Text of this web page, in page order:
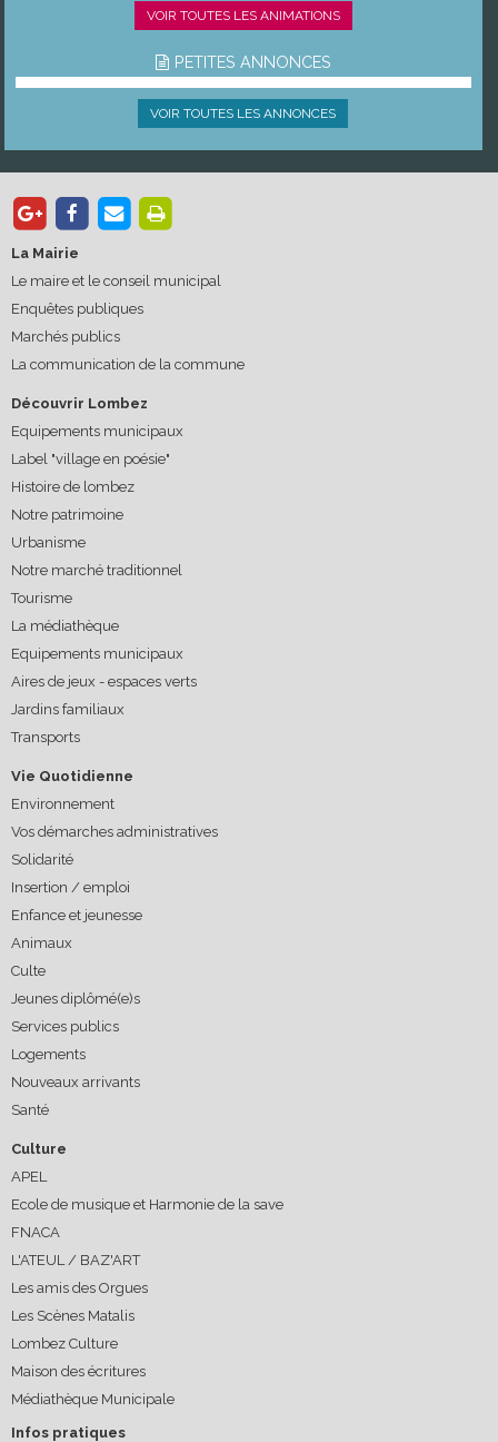
VOIR TOUTES LES ANIMATIONS
PETITES ANNONCES
VOIR TOUTES LES ANNONCES
La Mairie
Le maire et le conseil municipal
Enquêtes publiques
Marchés publics
La communication de la commune
Découvrir Lombez
Equipements municipaux
Label "village en poésie"
Histoire de lombez
Notre patrimoine
Urbanisme
Notre marché traditionnel
Tourisme
La médiathèque
Equipements municipaux
Aires de jeux - espaces verts
Jardins familiaux
Transports
Vie Quotidienne
Environnement
Vos démarches administratives
Solidarité
Insertion / emploi
Enfance et jeunesse
Animaux
Culte
Jeunes diplômé(e)s
Services publics
Logements
Nouveaux arrivants
Santé
Culture
APEL
Ecole de musique et Harmonie de la save
FNACA
L'ATEUL / BAZ'ART
Les amis des Orgues
Les Scènes Matalis
Lombez Culture
Maison des écritures
Médiathèque Municipale
Infos pratiques